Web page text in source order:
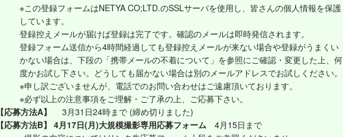
※この登録フォームはNETYA CO;LTD.のSSLサーバを使用し、皆さんの個人情報を保護
しています。
登録控えメールが届けば登録は完了です。確認のメールは即時発信されます。
登録フォーム送信から4時間経過しても登録控えメールが来ない場合や登録がうまくい
かない場合は、下段の「携帯メールの不着について」を参照にご確認・変更した上、何
度かお試し下さい。どうしても届かない場合は別のメールアドレスでお試しください。
※申し訳ございませんが、電話でのお問い合わせはご遠慮頂いております。
※必ず以上の注意事項をご理解・ご了承の上、ご応募下さい。
【応募方法A】
3月31日24時まで (締め切りました)
【応募方法B】 4月17日(月)大規模撮影専用応募フォーム4月15日まで